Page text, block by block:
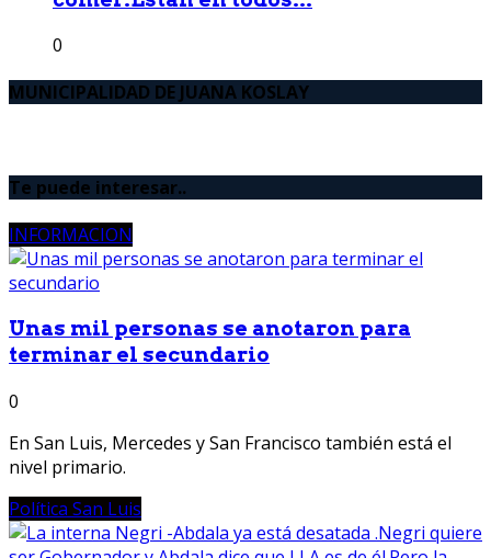
0
MUNICIPALIDAD DE JUANA KOSLAY
Te puede interesar..
INFORMACION
Unas mil personas se anotaron para
terminar el secundario
0
En San Luis, Mercedes y San Francisco también está el
nivel primario.
Política San Luis